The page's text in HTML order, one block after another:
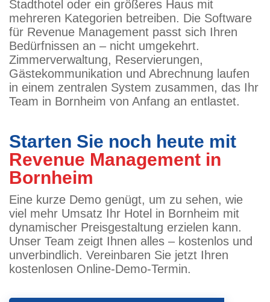
Stadthotel oder ein größeres Haus mit
mehreren Kategorien betreiben. Die Software
für Revenue Management passt sich Ihren
Bedürfnissen an – nicht umgekehrt.
Zimmerverwaltung, Reservierungen,
Gästekommunikation und Abrechnung laufen
in einem zentralen System zusammen, das Ihr
Team in Bornheim von Anfang an entlastet.
Starten Sie noch heute mit
Revenue Management in
Bornheim
Eine kurze Demo genügt, um zu sehen, wie
viel mehr Umsatz Ihr Hotel in Bornheim mit
dynamischer Preisgestaltung erzielen kann.
Unser Team zeigt Ihnen alles – kostenlos und
unverbindlich. Vereinbaren Sie jetzt Ihren
kostenlosen Online-Demo-Termin.